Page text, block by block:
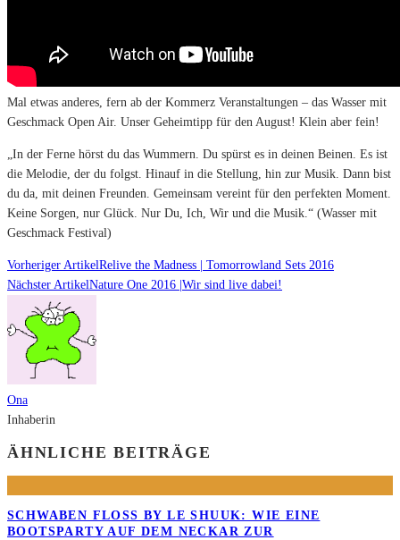
Mal etwas anderes, fern ab der Kommerz Veranstaltungen – das Wasser mit
Geschmack Open Air. Unser Geheimtipp für den August! Klein aber fein!
„In der Ferne hörst du das Wummern. Du spürst es in deinen Beinen. Es ist
die Melodie, der du folgst. Hinauf in die Stellung, hin zur Musik. Dann bist
du da, mit deinen Freunden. Gemeinsam vereint für den perfekten Moment.
Keine Sorgen, nur Glück. Nur Du, Ich, Wir und die Musik.“ (Wasser mit
Geschmack Festival)
Vorheriger ArtikelRelive the Madness | Tomorrowland Sets 2016
Nächster ArtikelNature One 2016 |Wir sind live dabei!
Ona
Inhaberin
ÄHNLICHE BEITRÄGE
SCHWABEN FLOSS BY LE SHUUK: WIE EINE B
OOTSPARTY AUF DEM NECKAR ZUR K